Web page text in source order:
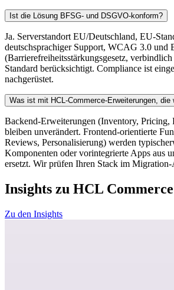
Ist die Lösung BFSG- und DSGVO-konform?
Ja. Serverstandort EU/Deutschland, EU-
deutschsprachiger Support, WCAG 3.0 und
(Barrierefreiheitsstärkungsgesetz,
Standard berücksichtigt. Compliance ist
nachgerüstet.
Was ist mit HCL-Commerce-Erweiterungen, die
Backend-Erweiterungen (Inventory, Pricing,
bleiben unverändert. Frontend-orientierte
Reviews, Personalisierung) werden
Komponenten oder vorintegrierte Apps aus
ersetzt. Wir prüfen Ihren Stack im
Insights zu HCL Commerce
Zu den Insights